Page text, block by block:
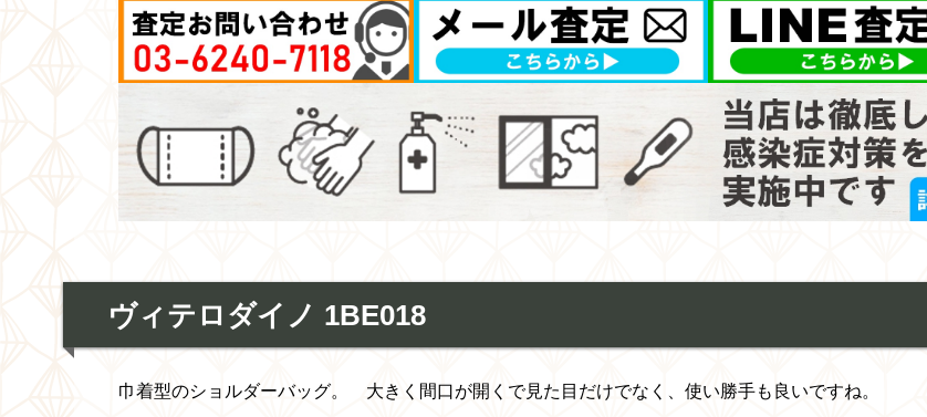
ヴィテロダイノ 1BE018
巾着型のショルダーバッグ。 大きく間口が開くで見た目だけでなく、使い勝手も良いですね。